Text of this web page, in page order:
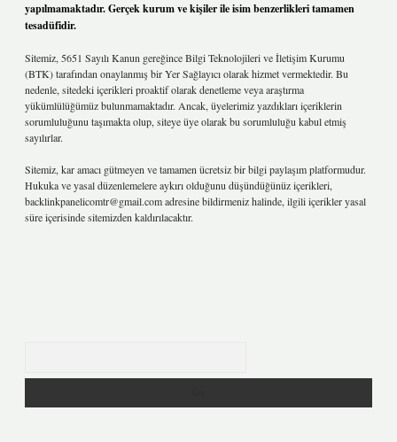
yapılmamaktadır. Gerçek kurum ve kişiler ile isim benzerlikleri tamamen
tesadüfidir.
Sitemiz, 5651 Sayılı Kanun gereğince Bilgi Teknolojileri ve İletişim Kurumu
(BTK) tarafından onaylanmış bir Yer Sağlayıcı olarak hizmet vermektedir. Bu
nedenle, sitedeki içerikleri proaktif olarak denetleme veya araştırma
yükümlülüğümüz bulunmamaktadır. Ancak, üyelerimiz yazdıkları içeriklerin
sorumluluğunu taşımakta olup, siteye üye olarak bu sorumluluğu kabul etmiş
sayılırlar.
Sitemiz, kar amacı gütmeyen ve tamamen ücretsiz bir bilgi paylaşım platformudur.
Hukuka ve yasal düzenlemelere aykırı olduğunu düşündüğünüz içerikleri,
backlinkpanelicomtr@gmail.comadresine bildirmeniz halinde, ilgili içerikler yasal
süre içerisinde sitemizden kaldırılacaktır.